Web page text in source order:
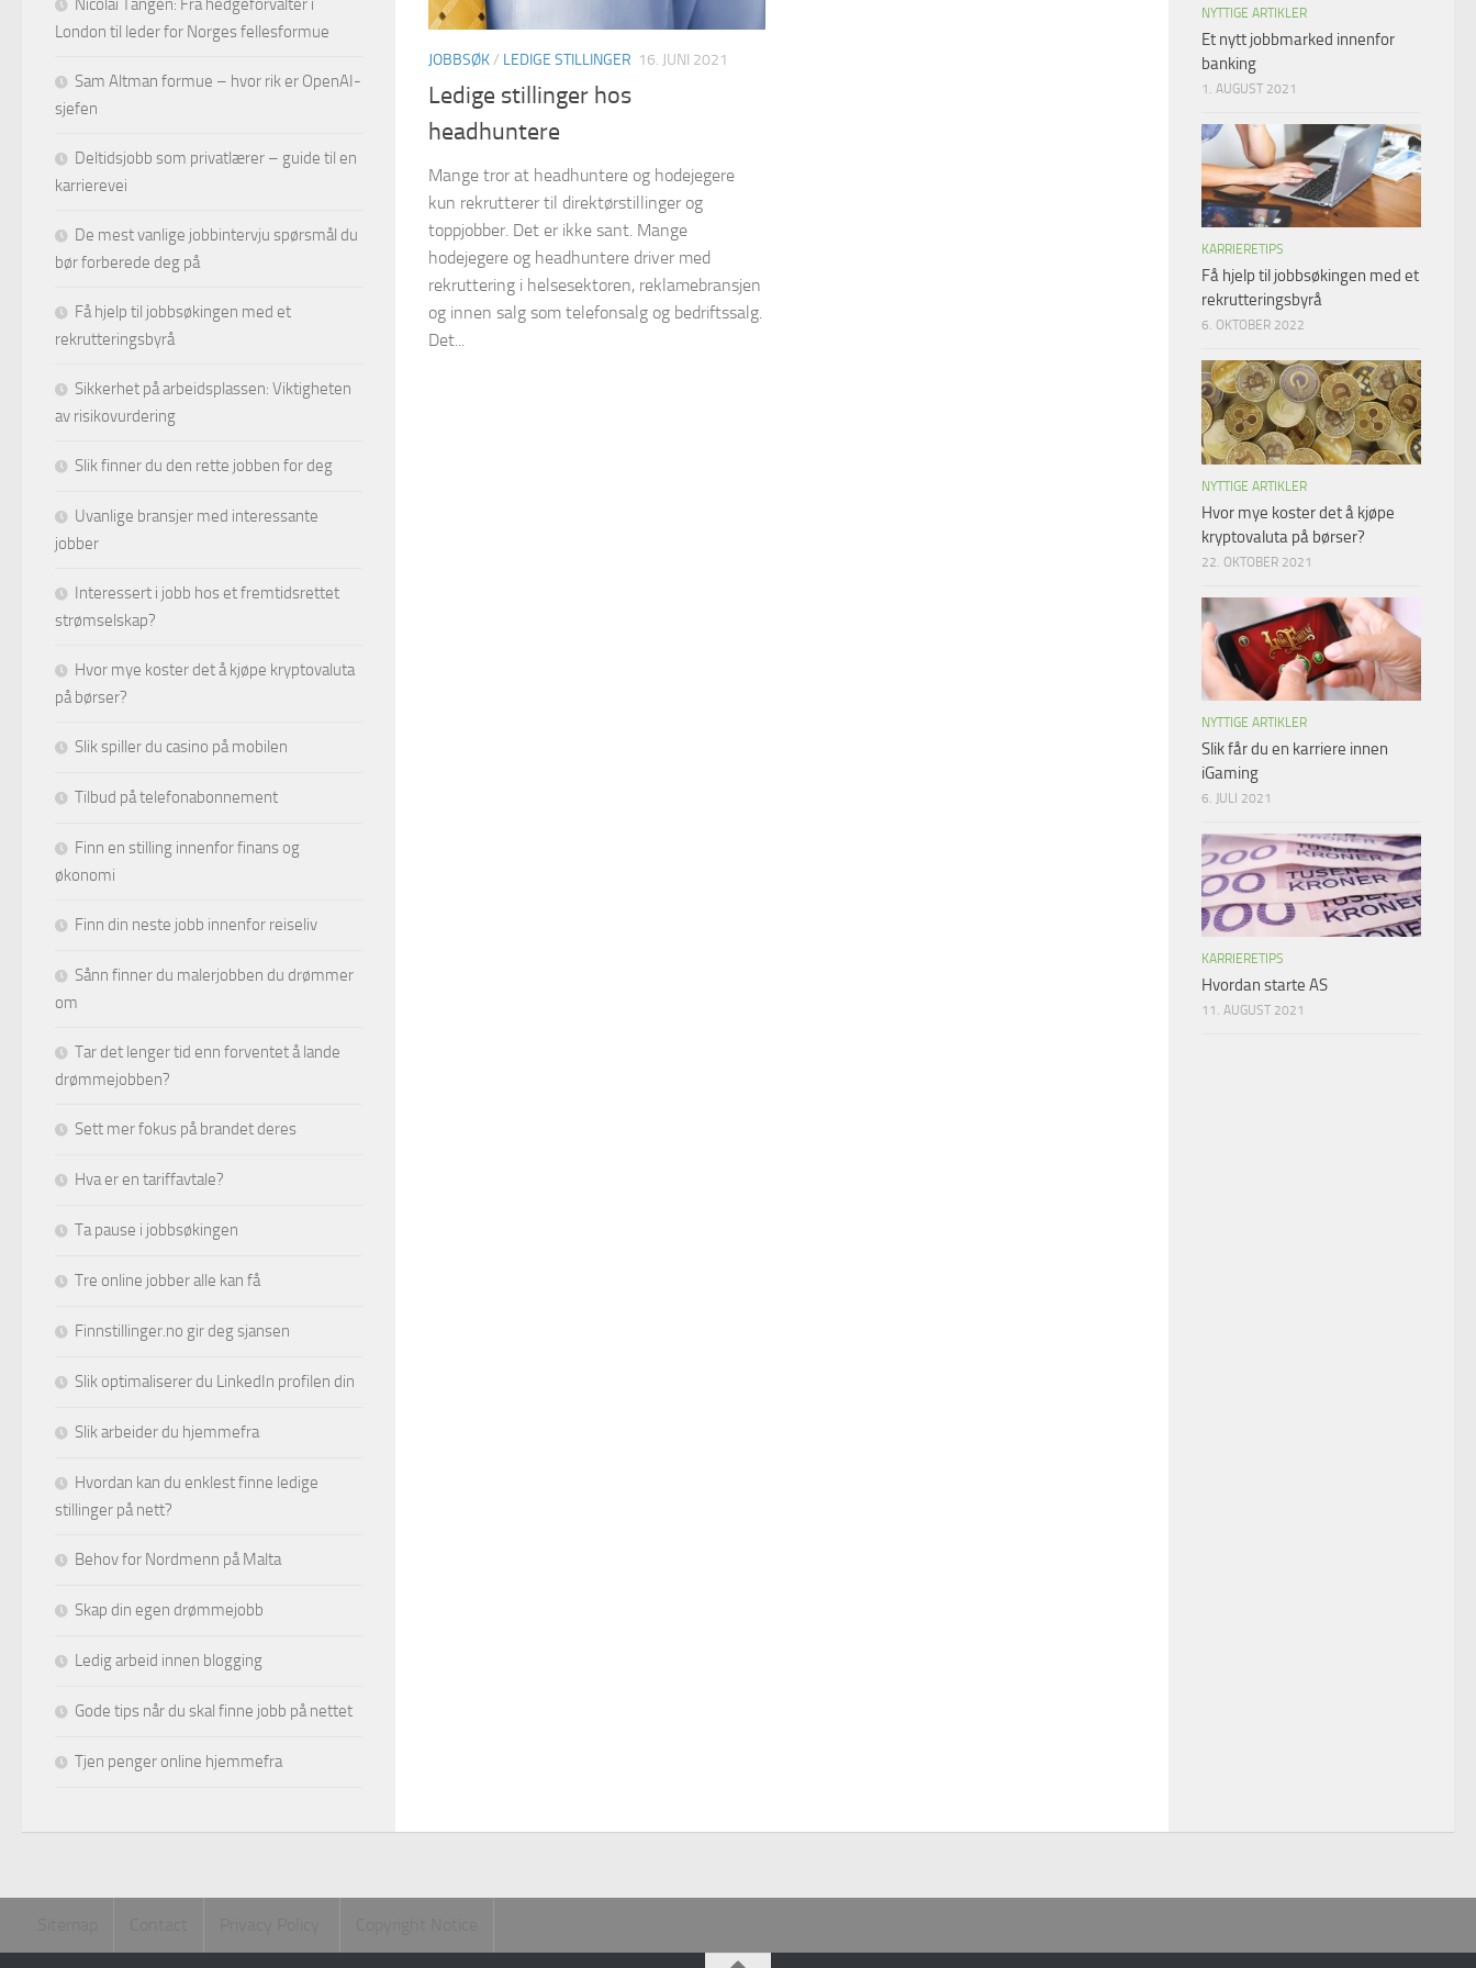
JOBBSØK/ LEDIGE STILLINGER 16. JUNI 2021
Ledige stillinger hos
headhuntere
Mange tror at headhuntere og hodejegere
kun rekrutterer til direktørstillinger og
toppjobber. Det er ikke sant. Mange
hodejegere og headhuntere driver med
rekruttering i helsesektoren, reklamebransjen
og innen salg som telefonsalg og bedriftssalg.
Det...
Nicolai Tangen: Fra hedgeforvalter i
London til leder for Norges fellesformue
Sam Altman formue – hvor rik er OpenAI-
sjefen
Deltidsjobb som privatlærer – guide til en
karrierevei
De mest vanlige jobbintervju spørsmål du
bør forberede deg på
Få hjelp til jobbsøkingen med et
rekrutteringsbyrå
Sikkerhet på arbeidsplassen: Viktigheten
av risikovurdering
Slik finner du den rette jobben for deg
Uvanlige bransjer med interessante
jobber
Interessert i jobb hos et fremtidsrettet
strømselskap?
Hvor mye koster det å kjøpe kryptovaluta
på børser?
Slik spiller du casino på mobilen
Tilbud på telefonabonnement
Finn en stilling innenfor finans og
økonomi
Finn din neste jobb innenfor reiseliv
Sånn finner du malerjobben du drømmer
om
Tar det lenger tid enn forventet å lande
drømmejobben?
Sett mer fokus på brandet deres
Hva er en tariffavtale?
Ta pause i jobbsøkingen
Tre online jobber alle kan få
Finnstillinger.no gir deg sjansen
Slik optimaliserer du LinkedIn profilen din
Slik arbeider du hjemmefra
Hvordan kan du enklest finne ledige
stillinger på nett?
Behov for Nordmenn på Malta
Skap din egen drømmejobb
Ledig arbeid innen blogging
Gode tips når du skal finne jobb på nettet
Tjen penger online hjemmefra
NYTTIGE ARTIKLER
Et nytt jobbmarked innenfor
banking
1. AUGUST 2021
KARRIERETIPS
Få hjelp til jobbsøkingen med et
rekrutteringsbyrå
6. OKTOBER 2022
NYTTIGE ARTIKLER
Hvor mye koster det å kjøpe
kryptovaluta på børser?
22. OKTOBER 2021
NYTTIGE ARTIKLER
Slik får du en karriere innen
iGaming
6. JULI 2021
KARRIERETIPS
Hvordan starte AS
11. AUGUST 2021